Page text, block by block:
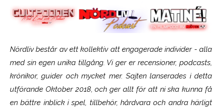
Nördliv består av ett kollektiv att engagerade individer - alla
med sin egen unika tillgång. Vi ger er recensioner, podcasts,
krönikor, guider och mycket mer. Sajten lanserades i detta
utförande Oktober 2018, och ger allt för att ni ska kunna få
en bättre inblick i spel, tillbehör, hårdvara och andra härligt